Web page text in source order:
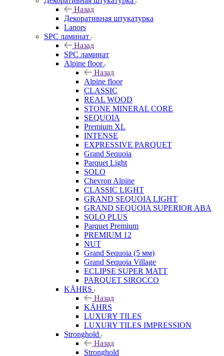
Назад
Декоративная штукатурка
Lanors
SPC ламинат
Назад
SPC ламинат
Alpine floor
Назад
Alpine floor
CLASSIC
REAL WOOD
STONE MINERAL CORE
SEQUOIA
Premium XL
INTENSE
EXPRESSIVE PARQUET
Grand Sequoia
Parquet Light
SOLO
Chevron Alpine
CLASSIC LIGHT
GRAND SEQUOIA LIGHT
GRAND SEQUOIA SUPERIOR ABA
SOLO PLUS
Parquet Premium
PREMIUM 12
NUT
Grand Sequoia (5 мм)
Grand Sequoia Village
ECLIPSE SUPER MATT
PARQUET SIROCCO
KÄHRS
Назад
KÄHRS
LUXURY TILES
LUXURY TILES IMPRESSION
Stronghold
Назад
Stronghold